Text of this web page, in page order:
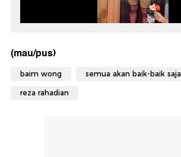
(mau/pus)
baim wong semua akan baik-baik saja
reza rahadian